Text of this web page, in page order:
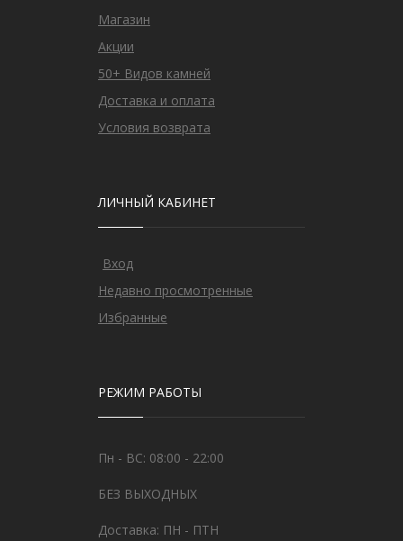
Магазин
Акции
50+ Видов камней
Доставка и оплата
Условия возврата
ЛИЧНЫЙ КАБИНЕТ
Вход
Недавно просмотренные
Избранные
РЕЖИМ РАБОТЫ
Пн - ВС: 08:00 - 22:00
БЕЗ ВЫХОДНЫХ
Доставка: ПН - ПТН